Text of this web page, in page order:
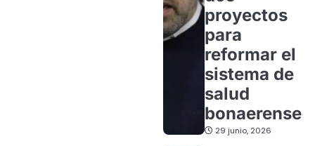
proyectos
para
reformar el
sistema de
salud
bonaerense
29 junio, 2026